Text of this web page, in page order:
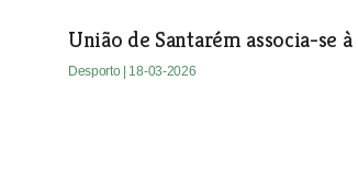
União de Santarém associa-se
Desporto | 18-03-2026